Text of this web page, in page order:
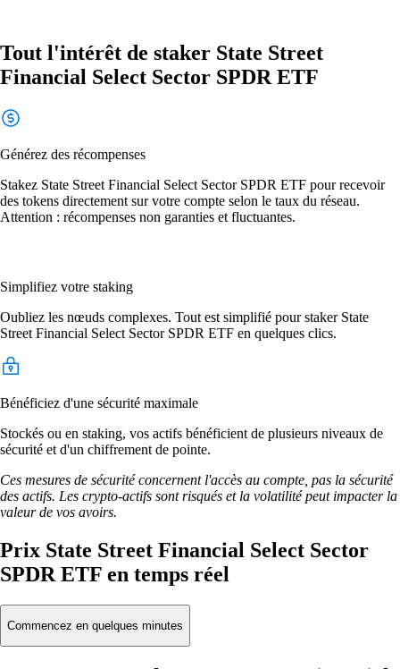
Tout l'intérêt de staker State Street
Financial Select Sector SPDR ETF
Générez des récompenses
Stakez State Street Financial Select Sector SPDR ETF pour recevoir
des tokens directement sur votre compte selon le taux du réseau.
Attention : récompenses non garanties et fluctuantes.
Simplifiez votre staking
Oubliez les nœuds complexes. Tout est simplifié pour staker State
Street Financial Select Sector SPDR ETF en quelques clics.
Bénéficiez d'une sécurité maximale
Stockés ou en staking, vos actifs bénéficient de plusieurs niveaux de
sécurité et d'un chiffrement de pointe.
Ces mesures de sécurité concernent l'accès au compte, pas la sécurité
des actifs. Les crypto-actifs sont risqués et la volatilité peut impacter la
valeur de vos avoirs.
Prix State Street Financial Select Sector
SPDR ETF en temps réel
Commencez en quelques minutes